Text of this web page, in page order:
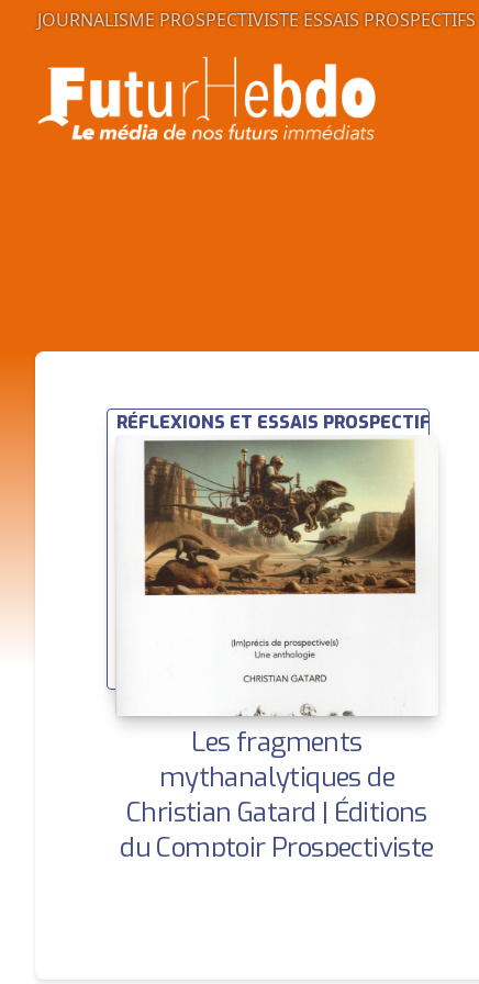
JOURNALISME PROSPECTIVISTE ESSAIS PROSPECTIFS
RÉFLEXIONS ET ESSAIS PROSPECTIFS
Les fragments
mythanalytiques de
Christian Gatard | Éditions
du Comptoir Prospectiviste